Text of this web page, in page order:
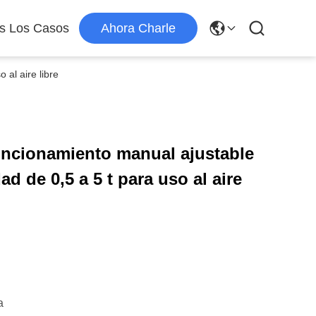
Los Casos Ahora Charle
al aire libre
manual ajustable
de 0,5 a 5 t para uso al aire